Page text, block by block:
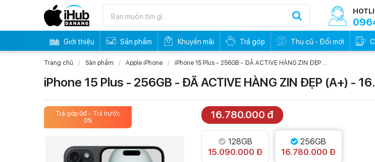
Giới thiệu Sản phẩm Khuyến mãi Trả góp Thu cũ - Đổi mới
Trang chủ Sản phẩm Apple iPhone iPhone 15 Plus - 256GB - ĐÃ ACTIVE HÀNG ZIN ĐẸP ...
iPhone 15 Plus - 256GB - ĐÃ ACTIVE HÀNG ZIN ĐẸP (A+) -
Trả góp 0đ - Trả trước
0%
Trả góp 0đ - Trả trước
0%
16.780.000 đ
128GB
15.090.000 Đ
256GB
16.780.000 Đ